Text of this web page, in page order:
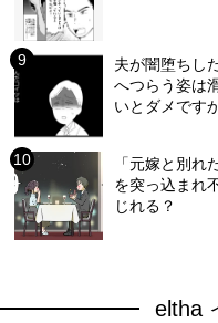
夫が闇堕ちし
へつらう姿は
いとダメです
「元嫁と別
を突っ込まれ
じれる？
eltha